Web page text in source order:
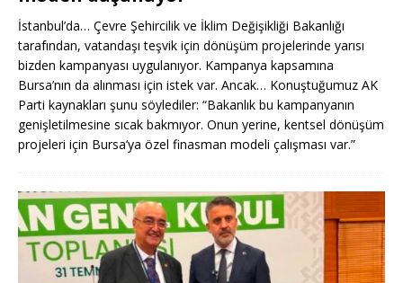
İstanbul’da… Çevre Şehircilik ve İklim Değişikliği Bakanlığı
tarafından, vatandaşı teşvik için dönüşüm projelerinde yarısı
bizden kampanyası uygulanıyor. Kampanya kapsamına
Bursa’nın da alınması için istek var. Ancak… Konuştuğumuz AK
Parti kaynakları şunu söylediler: “Bakanlık bu kampanyanın
genişletilmesine sıcak bakmıyor. Onun yerine, kentsel dönüşüm
projeleri için Bursa’ya özel finasman modeli çalışması var.”